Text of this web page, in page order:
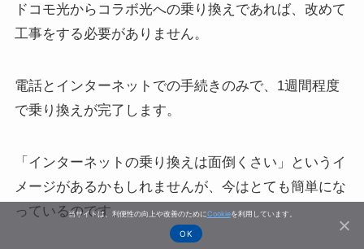
ドコモ光からコラボ光への乗り換えであれば、改めて
工事をする必要がありません。
電話とインターネットでの手続きのみで、1週間程度
で乗り換えが完了します。
「インターネットの乗り換えは面倒くさい」というイ
メージがあるかもしれませんが、今はとても簡単にな
っているのです。
当サイトは、利便性の向上や改善のためにCookieを利用しています。
OK